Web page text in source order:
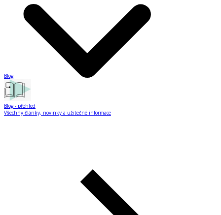
Blog
Blog - přehled
Všechny články, novinky a užitečné informace